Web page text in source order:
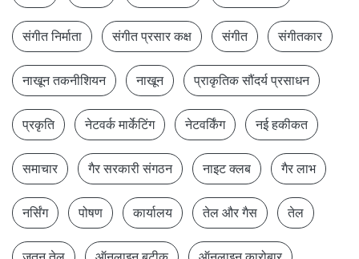
संगीत निर्माता संगीत प्रसार कक्ष संगीत संगीतकार
नाखून तकनीशियन नाखून प्राकृतिक सौंदर्य प्रसाधन
प्रकृति नेटवर्क मार्केटिंग नेटवर्किंग नई हकीकत
समाचार गैर सरकारी संगठन नाइट क्लब गैर लाभ
नर्सिंग पोषण कार्यालय तेल और गैस तेल